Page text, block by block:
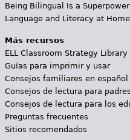
Being Bilingual Is a
Language and Literacy at Home
Más recursos
ELL Classroom Strategy Library
Guías para imprimir y usar
Consejos familiares en español
Consejos de lectura para padres
Consejos de lectura para los
Preguntas frecuentes
Sitios recomendados